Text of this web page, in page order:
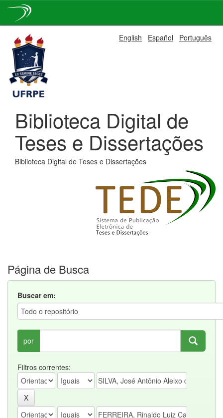
navigation
English Español Português
Biblioteca Digital de
Teses e Dissertações
Biblioteca Digital de Teses e Dissertações
Página de Busca
Buscar em:
por
Filtros correntes: